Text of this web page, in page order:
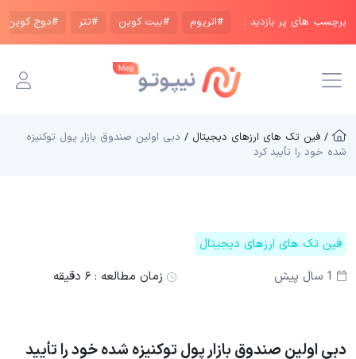
برچسب های پر بازدید : #اتریوم #بیت کوین #تتر #دوج کوین
/ فین تک های ارزهای دیجیتال / دبی اولین صندوق بازار پول توکنیزه
شده خود را تأیید کرد
فین تک های ارزهای دیجیتال
1 سال پیش
زمان مطالعه : ۶ دقیقه
دبی اولین صندوق بازار پول توکنیزه شده خود را تأیید